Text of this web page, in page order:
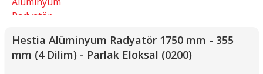
Hestia Alüminyum Radyatör 1750 mm - 355
mm (4 Dilim) - Parlak Eloksal (0200)